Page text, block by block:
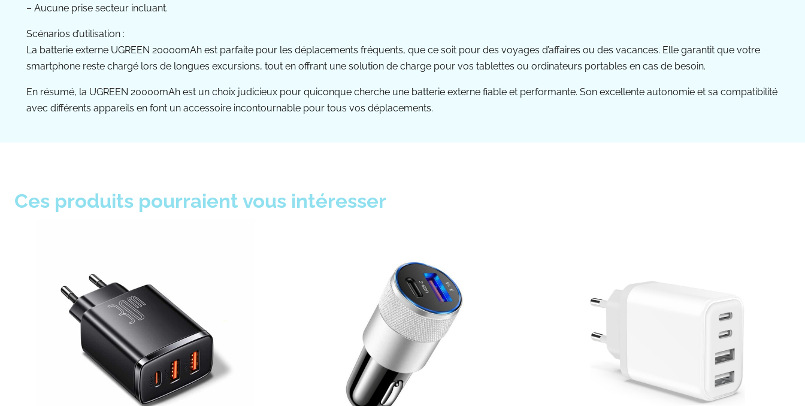
– Aucune prise secteur incluant.
Scénarios d’utilisation :
La batterie externe UGREEN 20000mAh est parfaite pour les déplacements fréquents, que ce soit pour des voyages d’affaires ou des vacances. Elle garantit que votre
smartphone reste chargé lors de longues excursions, tout en offrant une solution de charge pour vos tablettes ou ordinateurs portables en cas de besoin.
En résumé, la UGREEN 20000mAh est un choix judicieux pour quiconque cherche une batterie externe fiable et performante. Son excellente autonomie et sa compatibilité
avec différents appareils en font un accessoire incontournable pour tous vos déplacements.
Ces produits pourraient vous intéresser